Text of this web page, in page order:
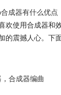
成器有什么优点
欢使用合成器
的震撼人心。下
， 合成器编曲